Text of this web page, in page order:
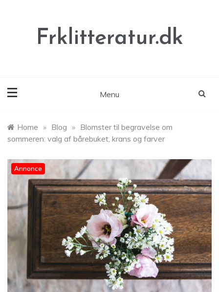
Frklitteratur.dk
Menu
Home » Blog » Blomster til begravelse om
sommeren: valg af bårebuket, krans og farver
Annonce